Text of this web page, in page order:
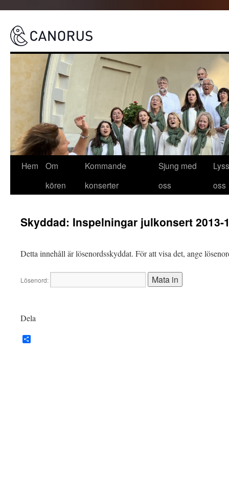
Canorus
Hoppa
Hem
Om
kören
Kommande
konserter
Sjung med
oss
oss
Skyddad: Inspelningar julkonsert 2013-
Detta innehåll är lösenordsskyddat. För att visa det, ange
Lösenord:
Dela